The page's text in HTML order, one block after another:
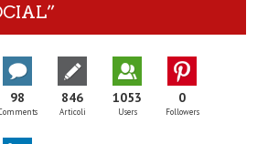
98 846
Articoli
1053
Users
0
Followers